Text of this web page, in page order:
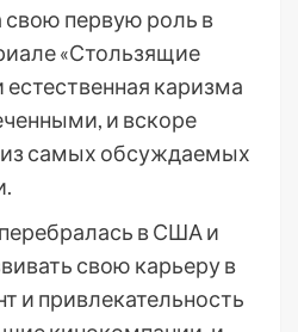
свою первую роль в
«Стользящие
естественная каризма
и вскоре
самых обсуждаемых
в США и
свою карьеру в
и привлекательность